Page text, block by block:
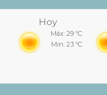
Hoy
Máx: 29 ºC
Min: 23 ºC